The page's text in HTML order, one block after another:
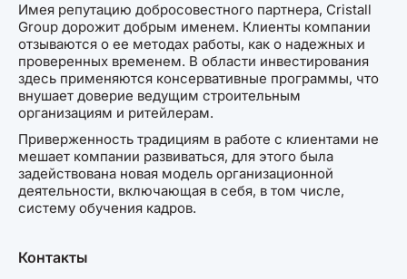
Имея репутацию добросовестного партнера, Cristall
Group дорожит добрым именем. Клиенты компании
отзываются о ее методах работы, как о надежных и
проверенных временем. В области инвестирования
здесь применяются консервативные программы, что
внушает доверие ведущим строительным
организациям и ритейлерам.
Приверженность традициям в работе с клиентами не
мешает компании развиваться, для этого была
задействована новая модель организационной
деятельности, включающая в себя, в том числе,
систему обучения кадров.
Контакты